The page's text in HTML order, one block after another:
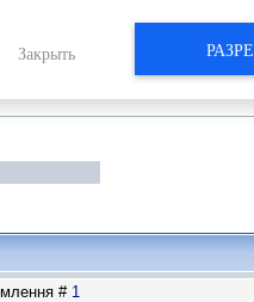
# 1
Закрыть